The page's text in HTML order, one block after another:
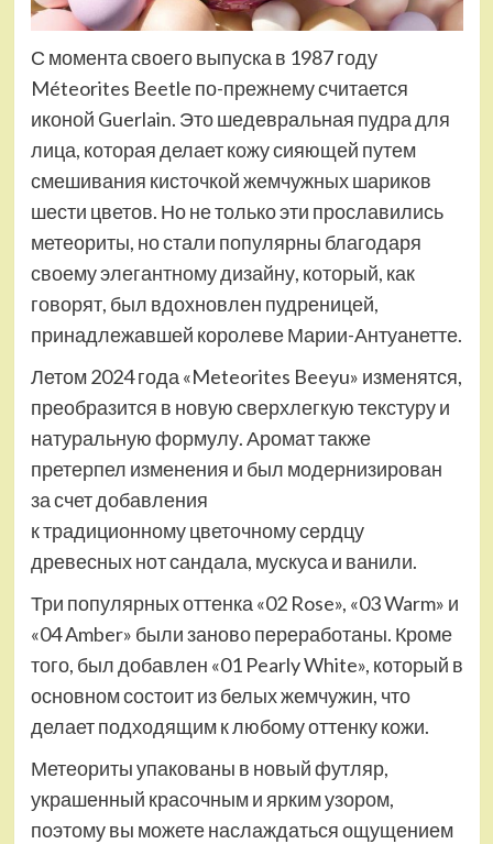
С момента своего выпуска в 1987 году
Méteorites Beetle по-прежнему считается
иконой Guerlain. Это шедевральная пудра для
лица, которая делает кожу сияющей путем
смешивания кисточкой жемчужных шариков
шести цветов. Но не только эти прославились
метеориты, но стали популярны благодаря
своему элегантному дизайну, который, как
говорят, был вдохновлен пудреницей,
принадлежавшей королеве Марии-Антуанетте.
Летом 2024 года «Meteorites Beeyu» изменятся,
преобразится в новую сверхлегкую текстуру и
натуральную формулу. Аромат также
претерпел изменения и был модернизирован
за счет добавления
к традиционному цветочному сердцу
древесных нот сандала, мускуса и ванили.
Три популярных оттенка «02 Rose», «03 Warm» и
«04 Amber» были заново переработаны. Кроме
того, был добавлен «01 Pearly White», который в
основном состоит из белых жемчужин, что
делает подходящим к любому оттенку кожи.
Метеориты упакованы в новый футляр,
украшенный красочным и ярким узором,
поэтому вы можете наслаждаться ощущением